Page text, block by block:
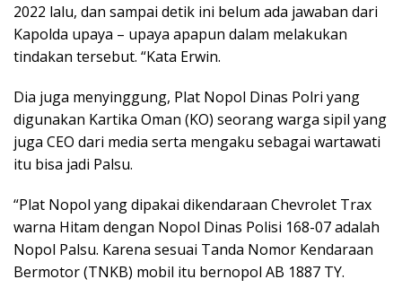
2022 lalu, dan sampai detik ini belum ada jawaban dari
Kapolda upaya – upaya apapun dalam melakukan
tindakan tersebut. “Kata Erwin.
Dia juga menyinggung, Plat Nopol Dinas Polri yang
digunakan Kartika Oman (KO) seorang warga sipil yang
juga CEO dari media serta mengaku sebagai wartawati
itu bisa jadi Palsu.
“Plat Nopol yang dipakai dikendaraan Chevrolet Trax
warna Hitam dengan Nopol Dinas Polisi 168-07 adalah
Nopol Palsu. Karena sesuai Tanda Nomor Kendaraan
Bermotor (TNKB) mobil itu bernopol AB 1887 TY.